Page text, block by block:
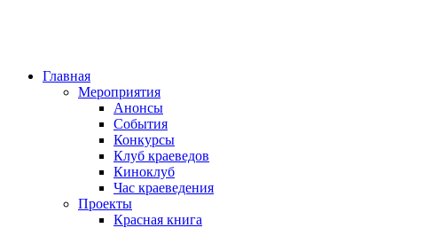
Главная
Мероприятия
Анонсы
События
Конкурсы
Клуб краеведов
Киноклуб
Час краеведения
Проекты
Красная книга